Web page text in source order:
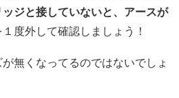
ジと接していないと、アースが
度外して確認しましょう！
無くなってるのではないでしょ